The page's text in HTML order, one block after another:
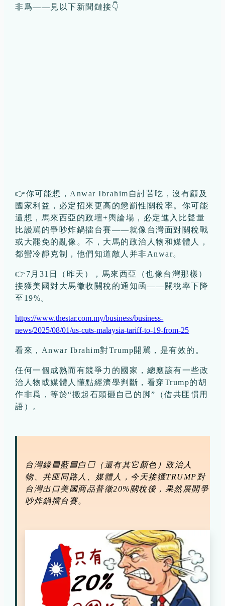
非爲——見以下新聞鏈接👇
👉你可能想，Anwar Ibrahim自討苦吃，沒有顧及
國家利益，必定招來更高的懲罰性關稅率。你可能
還想，馬來西亞的政壇+輿論場，必定進入比聲量
比謾駡的爭吵炸鍋擂台賽——就像台灣面對關稅戰
或大罷免的亂像。不，大馬的政治人物和媒體人，
都蠻冷靜克制，他們知道敵人并非Anwar。
👉7月31日（昨天），馬來西亞（也像台灣那樣）
接獲美國對大馬徵收關稅的通知函——關稅率下降
至19%。
https://www.thestar.com.my/business/business-
news/2025/08/01/us-cuts-malaysia-tariff-to-19-from-25
看來，Anwar Ibrahim對Trump開駡，是有效的。
任何一個成熟而有競爭力的國家，總應該有一些政
治人物或媒體人懂點經濟學判斷，看穿Trump的胡
作非爲，等於“搬起石頭砸自己的脚”（借共匪慣用
語）。
台灣綠🟩藍🟦白⬜（還有其它顏色）政治人
物、共匪同路人、媒體人，今天接獲TRUMP對
台灣出口美國商品普徵20%關稅後，果然展開爭
吵炸鍋擂台賽。